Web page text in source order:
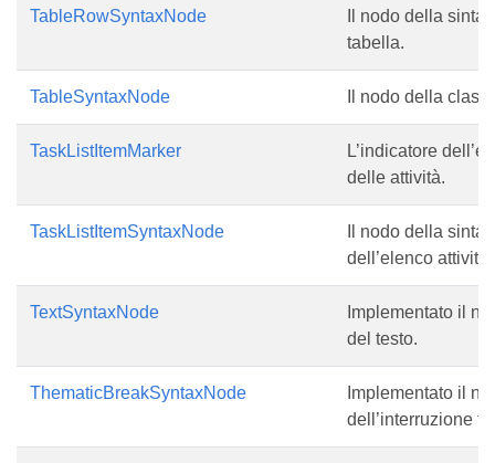
TableRowSyntaxNode
Il nodo della
tabella.
TableSyntaxNode Il nodo della
TaskListItemMarker
L’indicatore
delle attività.
TaskListItemSyntaxNode
Il nodo della
dell’elenco attività.
TextSyntaxNode
Implementato il
del testo.
ThematicBreakSyntaxNode
Implementato il
dell’interruzione